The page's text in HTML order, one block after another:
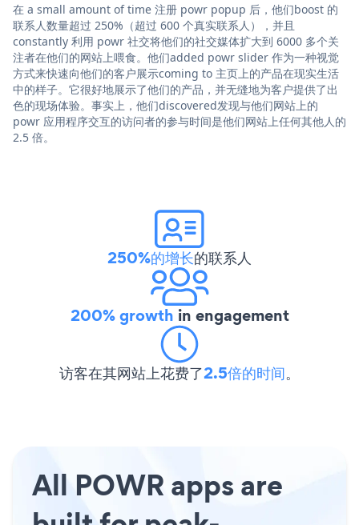
在 a small amount of time 注册 powr popup 后，他们boost 的
联系人数量超过 250%（超过 600 个真实联系人），并且
constantly 利用 powr 社交将他们的社交媒体扩大到 6000 多个关
注者在他们的网站上喂食。他们added powr slider 作为一种视觉
方式来快速向他们的客户展示coming to 主页上的产品在现实生活
中的样子。它很好地展示了他们的产品，并无缝地为客户提供了出
色的现场体验。事实上，他们discovered发现与他们网站上的
powr 应用程序交互的访问者的参与时间是他们网站上任何其他人的
2.5 倍。
250%的增长的联系人
200% growth in engagement
访客在其网站上花费了2.5倍的时间。
All POWR apps are